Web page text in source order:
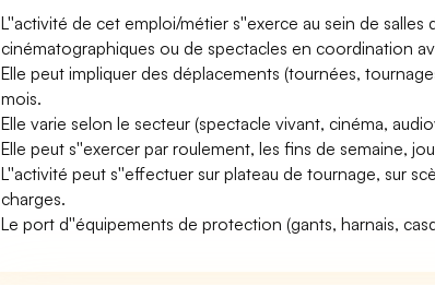
L''activité de cet emploi/métier s''exerce au sein de
cinématographiques ou de spectacles en coordination
Elle peut impliquer des déplacements (tournées,
mois.
Elle varie selon le secteur (spectacle vivant, cinéma,
Elle peut s''exercer par roulement, les fins de semaine,
L''activité peut s''effectuer sur plateau de tournage, sur
charges.
Le port d''équipements de protection (gants, harnais,